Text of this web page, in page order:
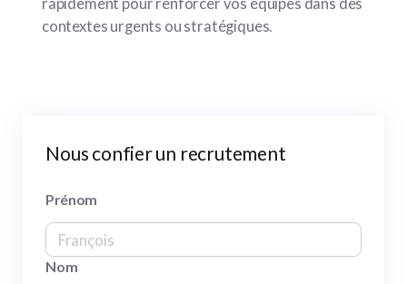
contextes urgents ou stratégiques.
Nous confier un recrutement
Prénom
Nom